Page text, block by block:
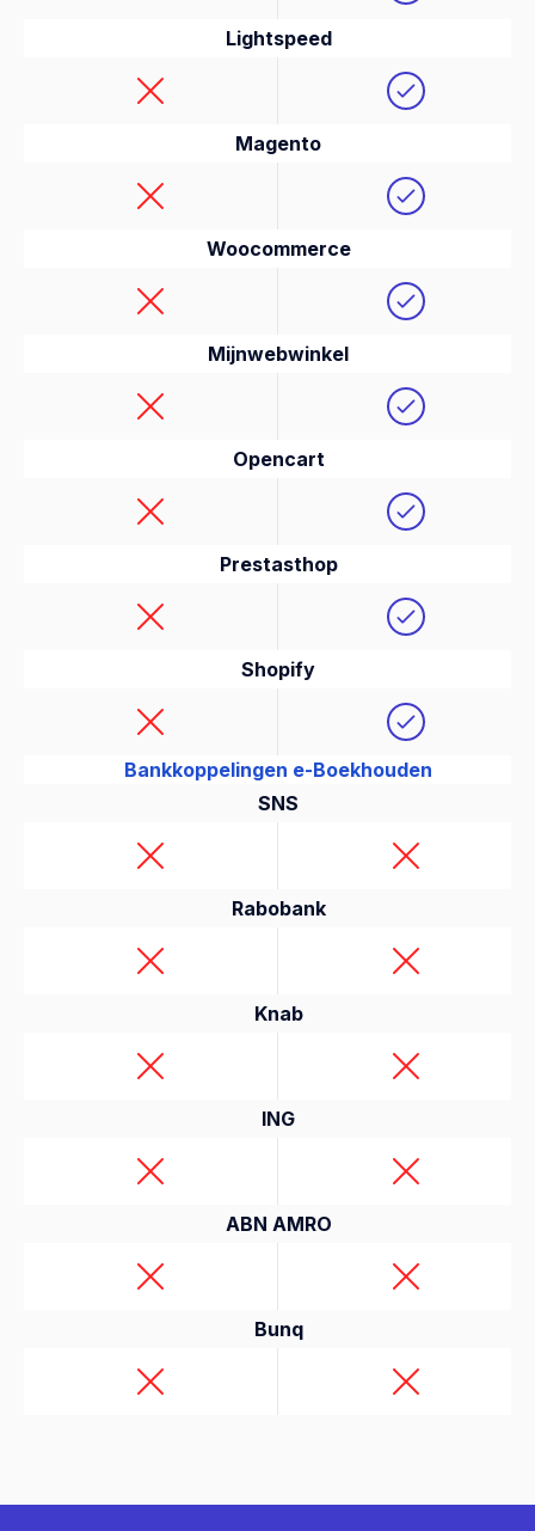
Lightspeed
Magento
Woocommerce
Mijnwebwinkel
Opencart
Prestasthop
Shopify
Bankkoppelingen e-Boekhouden
SNS
Rabobank
Knab
ING
ABN AMRO
Bunq